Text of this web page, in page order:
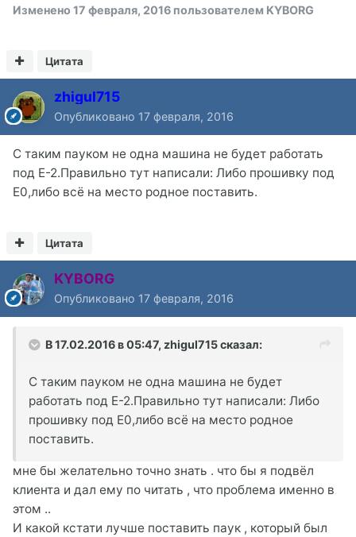
Изменено 17 февраля, 2016 пользователем KYBORG
Цитата
zhigul715
Опубликовано 17 февраля, 2016
С таким пауком не одна машина не будет работать
под Е-2.Правильно тут написали: Либо прошивку под
Е0,либо всё на место родное поставить.
Цитата
KYBORG
Опубликовано 17 февраля, 2016
В 17.02.2016 в 05:47, zhigul715 сказал:
С таким пауком не одна машина не будет
работать под Е-2.Правильно тут написали: Либо
прошивку под Е0,либо всё на место родное
поставить.
мне бы желательно точно знать . что бы я подвёл
клиента и дал ему по читать , что проблема именно в
этом ..
И какой кстати лучше поставить паук , который был